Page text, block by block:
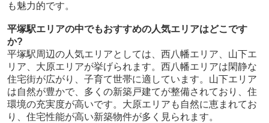
も魅力的です。
平塚駅エリアの中でもおすすめの人気エリアはどこです
か?
平塚駅周辺の人気エリアとしては、西八幡エリア、山下エ
リア、大原エリアが挙げられます。西八幡エリアは閑静な
住宅街が広がり、子育て世帯に適しています。山下エリア
は自然が豊かで、多くの新築戸建てが整備されており、住
環境の充実度が高いです。大原エリアも自然に恵まれてお
り、住宅性能が高い新築物件が多く見られます。